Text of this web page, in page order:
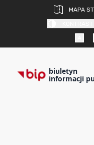
MAPA
biuletyn
informacji